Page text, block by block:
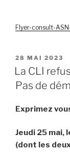
Flyer-consult-
PUBLIÉ
LE
28 MAI 2023
La CLI
Pas de
Exprimez
Jeudi 25 mai,
(dont les